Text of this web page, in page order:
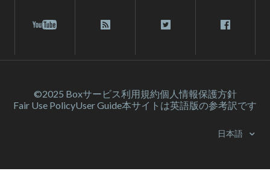
©2025 Boxサービス利⽤規約個人情報保護方針
Fair Use PolicyUser Guide本サイトは英語版の参考訳です
日本語